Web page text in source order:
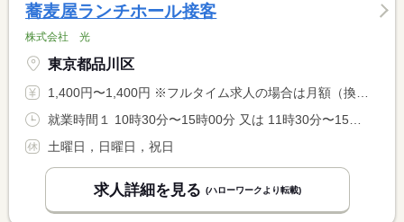
蕎麦屋ランチホール接客
株式会社 光
東京都品川区
1,400円〜1,400円 ※フルタイム求人の場合は月額（換算額）、パート求人の場合は時間額を表示しています。
土曜日，日曜日，祝日
求人詳細を見る (ハローワークより転載)